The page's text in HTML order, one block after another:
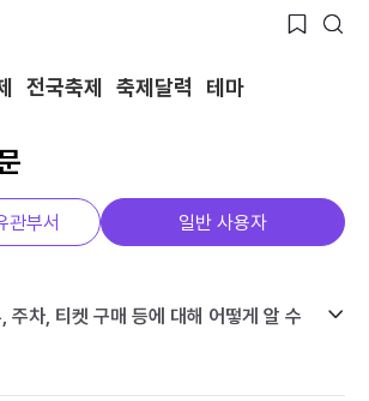
전국축제 축제달력 테마
관부서 일반 사용자
주차, 티켓 구매 등에 대해 어떻게 알 수